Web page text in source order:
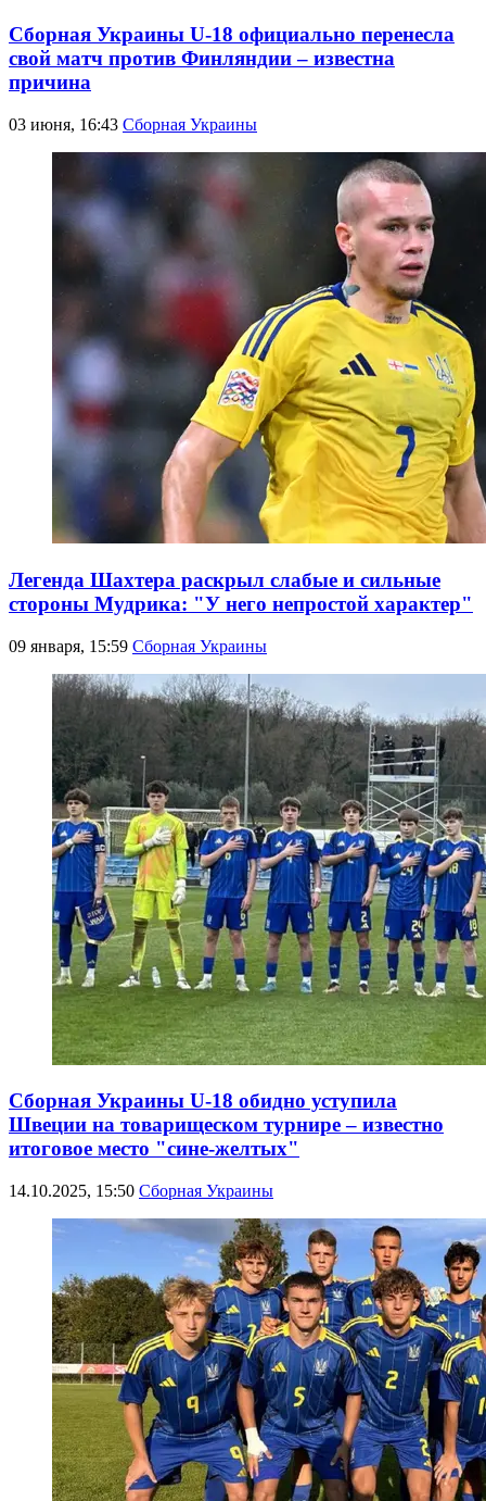
Сборная Украины U-18 официально перенесла
свой матч против Финляндии – известна
причина
03 июня, 16:43 Сборная Украины
Легенда Шахтера раскрыл слабые и сильные
стороны Мудрика: "У него непростой характер"
09 января, 15:59 Сборная Украины
Сборная Украины U-18 обидно уступила
Швеции на товарищеском турнире – известно
итоговое место "сине-желтых"
14.10.2025, 15:50 Сборная Украины